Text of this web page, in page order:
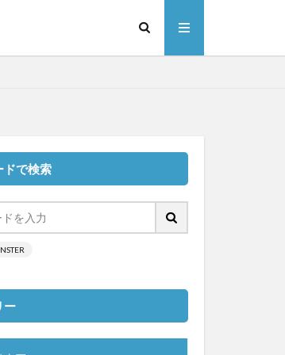
ドで検索
ー